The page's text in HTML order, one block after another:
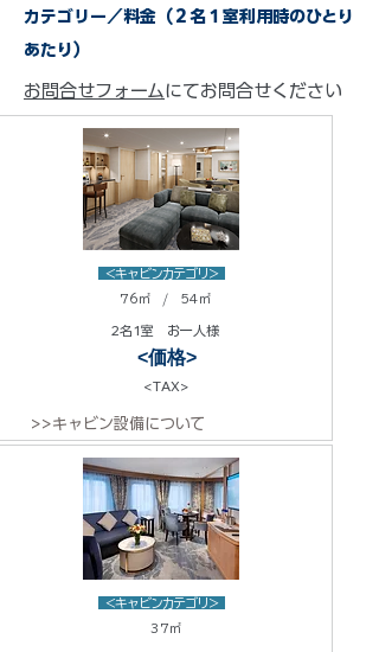
カテゴリー／料金（２名１室利用時のひとり
あたり）
お問合せフォームにてお問合せください
<キャビンカテゴリ>
76㎡ / 54㎡
2名1室 お一人様
<価格>
<TAX>
>>キャビン設備について
<キャビンカテゴリ>
37㎡